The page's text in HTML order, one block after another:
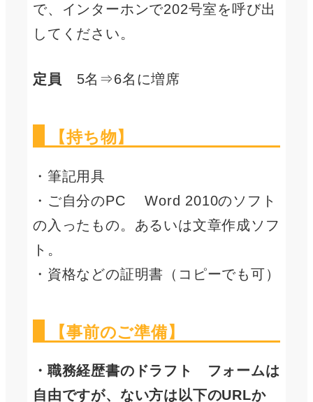
で、インターホンで202号室を呼び出
してください。
定員 5名⇒6名に増席
【持ち物】
・筆記用具
・ご自分のPC Word 2010のソフト
の入ったもの。あるいは文章作成ソフ
ト。
・資格などの証明書（コピーでも可）
【事前のご準備】
・職務経歴書のドラフト フォームは
自由ですが、ない方は以下のURLか